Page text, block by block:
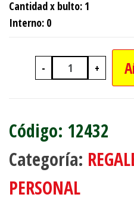
Cantidad x bulto: 1
Interno: 0
-
BICICLETA
+
12432
Categoría:
PERSONAL